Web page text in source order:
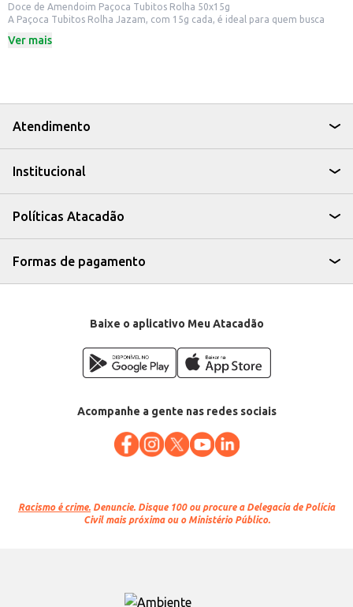
Doce de Amendoim Paçoca Tubitos Rolha 50x15g
A Paçoca Tubitos Rolha Jazam, com 15g cada, é ideal para quem busca
perfeita para revenda em pequenos comércios, como mercados e lojas de
Uma ótima opção para revenda, atraindo clientes com um doce tradicional
e saboroso.
A Paçoca Tubitos Rolha Jazam é uma escolha saborosa e conveniente para
Ver mais
Atendimento
Institucional
Políticas Atacadão
Formas de pagamento
Baixe o aplicativo Meu Atacadão
Acompanhe a gente nas redes sociais
Racismo é crime. Denuncie. Disque 100 ou procure a Delegacia de Polícia
Civil mais próxima ou o Ministério Público.